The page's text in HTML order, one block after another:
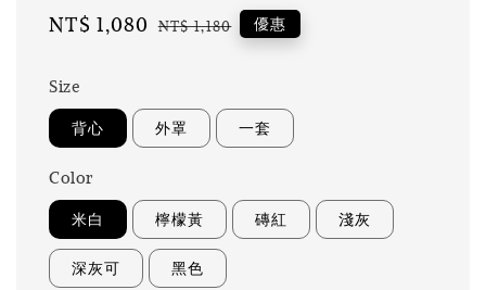
Sale
NT$ 1,080 Regular
NT$ 1,180 優惠
Size
背心 外罩 一套
Color
米白 檸檬黃 磚紅 淺灰
深灰可 黑色